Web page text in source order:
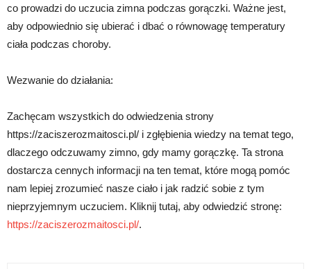
co prowadzi do uczucia zimna podczas gorączki. Ważne jest,
aby odpowiednio się ubierać i dbać o równowagę temperatury
ciała podczas choroby.
Wezwanie do działania:
Zachęcam wszystkich do odwiedzenia strony
https://zaciszerozmaitosci.pl/ i zgłębienia wiedzy na temat tego,
dlaczego odczuwamy zimno, gdy mamy gorączkę. Ta strona
dostarcza cennych informacji na ten temat, które mogą pomóc
nam lepiej zrozumieć nasze ciało i jak radzić sobie z tym
nieprzyjemnym uczuciem. Kliknij tutaj, aby odwiedzić stronę:
https://zaciszerozmaitosci.pl/.